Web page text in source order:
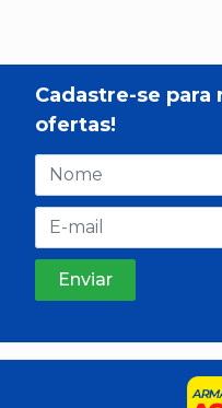
Cadastre-se para
ofertas!